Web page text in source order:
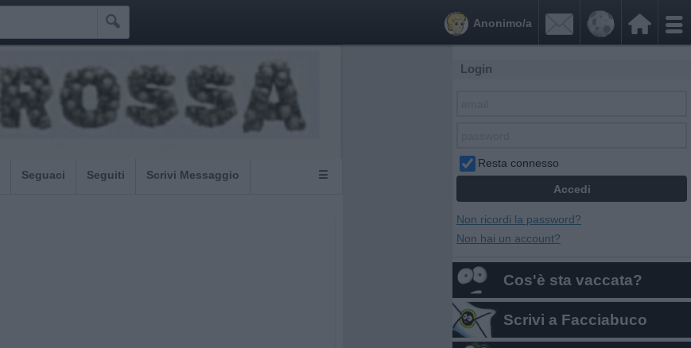
 

Anonimo/a
Seguaci Seguiti Scrivi Messaggio ☰
Login
Resta connesso
Non ricordi la password?
Non hai un account?
Cos'è sta vaccata?
Scrivi a Facciabuco